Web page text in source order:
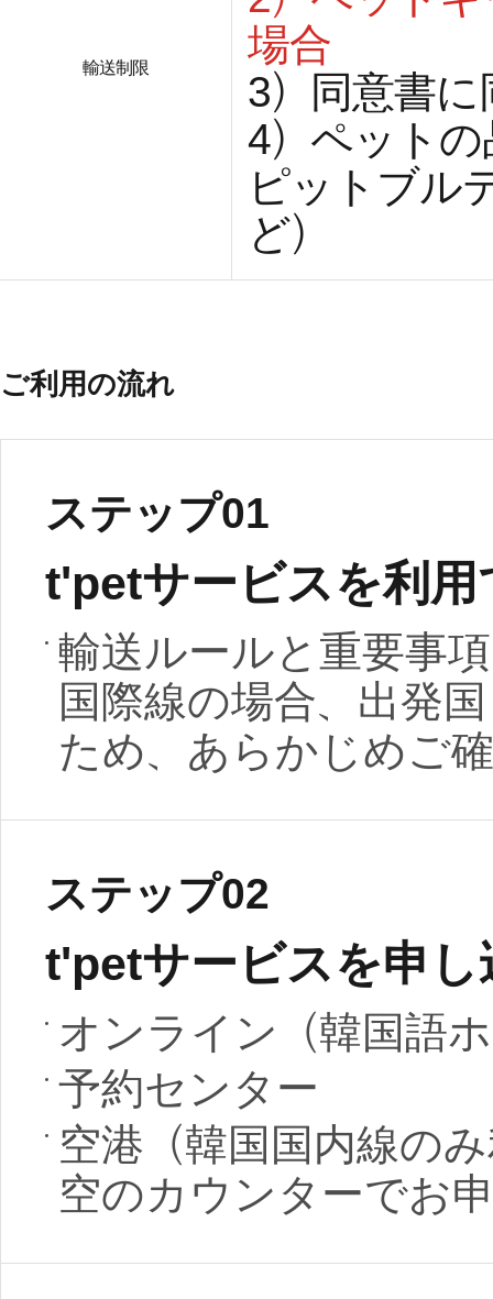
輸送制限
場合
3）同意書
4）ペット
ピットブル
ど）
ご利用の流れ
ステップ01
t'petサービスを利
輸送ルールと重要事
国際線の場合、出発
ため、あらかじめご
ステップ02
t'petサービスを申し
オンライン（韓国語
予約センター
空港（韓国国内線の
空のカウンターでお